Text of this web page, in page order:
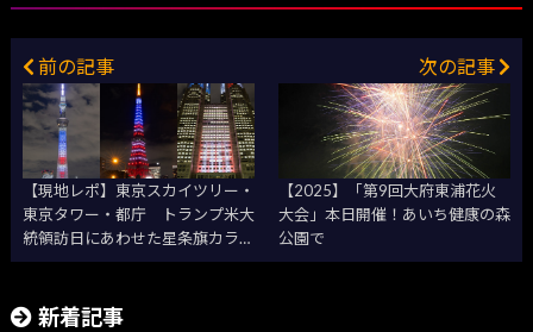
前の記事
【現地レポ】東京スカイツリー・
東京タワー・都庁 トランプ米大
統領訪日にあわせた星条旗カラー
ライトアップ
次の記事
【2025】「第9回大府東浦花火
大会」本日開催！あいち健康の森
公園で
新着記事